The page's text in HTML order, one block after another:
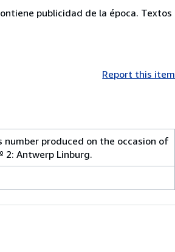
publicidad de la época. Textos
Report this item
number produced on the occasion of
2: Antwerp Linburg.